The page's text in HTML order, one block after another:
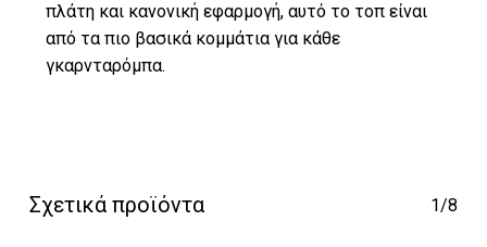
πλάτη και κανονική εφαρμογή, αυτό το τοπ είναι
από τα πιο βασικά κομμάτια για κάθε
γκαρνταρόμπα.
Σχετικά προϊόντα 1/8